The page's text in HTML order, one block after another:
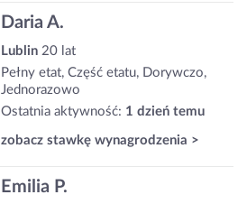
Daria A.
Lublin 20 lat
Pełny etat, Część etatu, Dorywczo,
Jednorazowo
Ostatnia aktywność: 1 dzień temu
zobacz stawkę wynagrodzenia >
Emilia P.